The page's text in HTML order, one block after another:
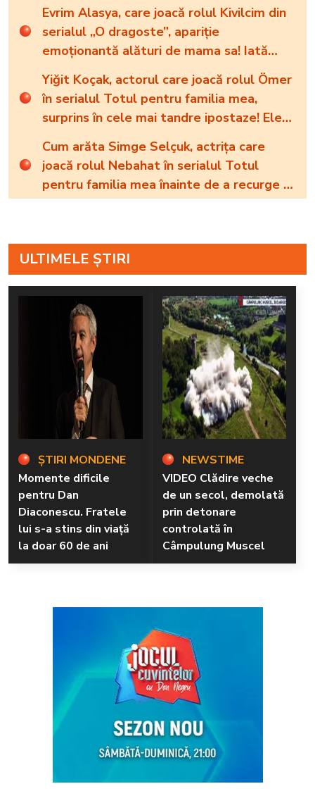
Evrim Alasya, care joacă rolul Kivilcim din
serialul „O dragoste”, apariție
emoționantă alături de mama sa! Iată
cum arată cea mai importantă persoană
din viața renumitei actrițe
Yiğit Koçak, actorul care joacă rolul Ömer
în serialul Totul pentru familia mea,
surprins în cele mai tandre ipostaze! Ele
sunt marile sale iubiri
Cum arăta Simge Selçuk, actrița care
joacă rolul Nebahat în serialul Totul
pentru familia mea înainte de a recurge la
operațiile estetice! Iată ce aspect fizic
rebelă”
ULTIMELE ȘTIRI
ȘTIRI MONDENE
Momente dificile
pentru Dan
Diaconescu. Fratele
lui s-a stins din viață
la doar 60 de ani
NEWSTIME
VIDEO Clădire veche
de un secol, demolată
prin detonare
controlată în
Câmpulung Muscel